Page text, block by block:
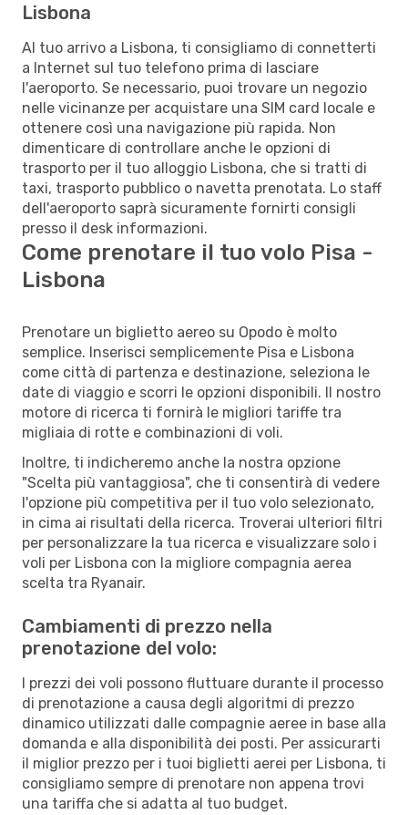
Lisbona
Al tuo arrivo a Lisbona, ti consigliamo di connetterti
a Internet sul tuo telefono prima di lasciare
l'aeroporto. Se necessario, puoi trovare un negozio
nelle vicinanze per acquistare una SIM card locale e
ottenere così una navigazione più rapida. Non
dimenticare di controllare anche le opzioni di
trasporto per il tuo alloggio Lisbona, che si tratti di
taxi, trasporto pubblico o navetta prenotata. Lo staff
dell'aeroporto saprà sicuramente fornirti consigli
presso il desk informazioni.
Come prenotare il tuo volo Pisa -
Lisbona
Prenotare un biglietto aereo su Opodo è molto
semplice. Inserisci semplicemente Pisa e Lisbona
come città di partenza e destinazione, seleziona le
date di viaggio e scorri le opzioni disponibili. Il nostro
motore di ricerca ti fornirà le migliori tariffe tra
migliaia di rotte e combinazioni di voli.
Inoltre, ti indicheremo anche la nostra opzione
"Scelta più vantaggiosa", che ti consentirà di vedere
l'opzione più competitiva per il tuo volo selezionato,
in cima ai risultati della ricerca. Troverai ulteriori filtri
per personalizzare la tua ricerca e visualizzare solo i
voli per Lisbona con la migliore compagnia aerea
scelta tra Ryanair.
Cambiamenti di prezzo nella
prenotazione del volo:
I prezzi dei voli possono fluttuare durante il processo
di prenotazione a causa degli algoritmi di prezzo
dinamico utilizzati dalle compagnie aeree in base alla
domanda e alla disponibilità dei posti. Per assicurarti
il miglior prezzo per i tuoi biglietti aerei per Lisbona, ti
consigliamo sempre di prenotare non appena trovi
una tariffa che si adatta al tuo budget.